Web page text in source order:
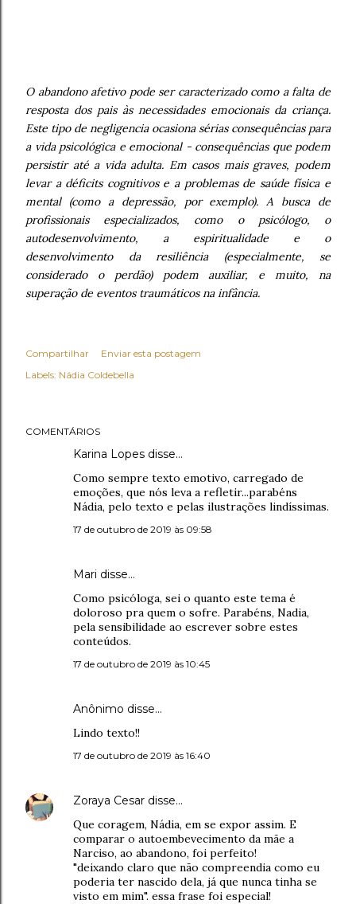
O abandono afetivo pode ser caracterizado como a falta de
resposta dos pais às necessidades emocionais da criança.
Este tipo de negligencia ocasiona sérias consequências para
a vida psicológica e emocional - consequências que podem
persistir até a vida adulta. Em casos mais graves, podem
levar a déficits cognitivos e a problemas de saúde física e
mental (como a depressão, por exemplo). A busca de
profissionais especializados, como o psicólogo, o
autodesenvolvimento, a espiritualidade e o
desenvolvimento da resiliência (especialmente, se
considerado o perdão) podem auxiliar, e muito, na
superação de eventos traumáticos na infância.
Compartilhar
Enviar esta postagem
Labels: Nádia Coldebella
COMENTÁRIOS
Karina Lopes disse…
Como sempre texto emotivo, carregado de
emoções, que nós leva a refletir...parabéns
Nádia, pelo texto e pelas ilustrações lindíssimas.
17 de outubro de 2019 às 09:58
Mari disse…
Como psicóloga, sei o quanto este tema é
doloroso pra quem o sofre. Parabéns, Nadia,
pela sensibilidade ao escrever sobre estes
conteúdos.
17 de outubro de 2019 às 10:45
Anônimo disse…
Lindo texto!!
17 de outubro de 2019 às 16:40
Zoraya Cesar disse…
Que coragem, Nádia, em se expor assim. E
comparar o autoembevecimento da mãe a
Narciso, ao abandono, foi perfeito!
"deixando claro que não compreendia como eu
poderia ter nascido dela, já que nunca tinha se
visto em mim". essa frase foi especial!